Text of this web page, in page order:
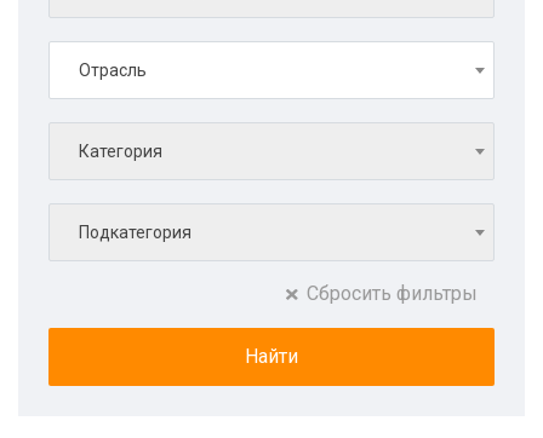
Отрасль
Категория
Подкатегория
Сбросить фильтры